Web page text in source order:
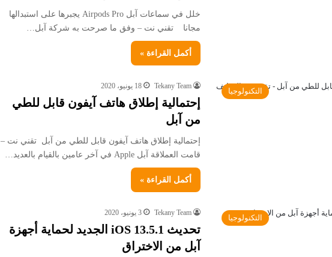
خلل في سماعات آبل Airpods Pro يجبرها على استبدالها
مجانا تقني نت – وفق ما صرحت به شركة آبل…
أكمل القراءة »
التكنولوجيا
Tekany Team 18 يونيو، 2020
إحتمالية إطلاق هاتف آيفون قابل للطي
من آبل
إحتمالية إطلاق هاتف آيفون قابل للطي من آبل تقني نت –
قامت العملاقة آبل Apple في آخر عامين بالقيام بالعديد…
أكمل القراءة »
التكنولوجيا
Tekany Team 3 يونيو، 2020
تحديث iOS 13.5.1 الجديد لحماية أجهزة
آبل من الاختراق